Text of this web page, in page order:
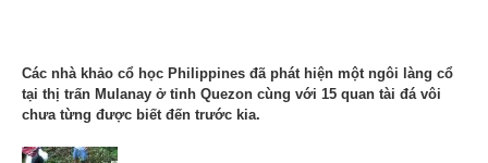
Các nhà khảo cổ học Philippines đã phát hiện một ngôi làng cổ
tại thị trấn Mulanay ở tỉnh Quezon cùng với 15 quan tài đá vôi
chưa từng được biết đến trước kia.